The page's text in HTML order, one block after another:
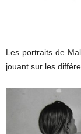
Les portraits de
jouant sur les